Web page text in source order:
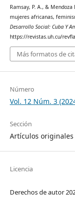
Ramsay, P. A., &
mujeres africanas,
Desarrollo Social: Cuba Y
https://revistas.uh.cu/
Más formatos de
Número
Vol. 12 Núm. 3
Sección
Artículos originales
Licencia
Derechos de autor